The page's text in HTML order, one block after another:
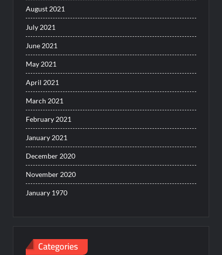
August 2021
July 2021
June 2021
May 2021
April 2021
March 2021
February 2021
January 2021
December 2020
November 2020
January 1970
Categories